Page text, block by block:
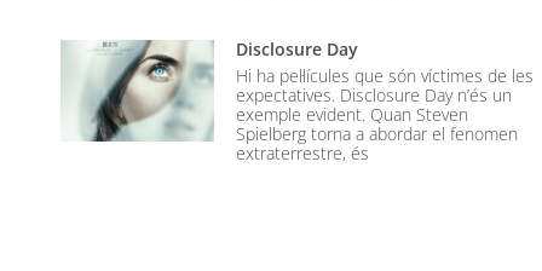
Disclosure Day
Hi ha pel·lícules que són víctimes de les
expectatives. Disclosure Day n’és un
exemple evident. Quan Steven
Spielberg torna a abordar el fenomen
extraterrestre, és